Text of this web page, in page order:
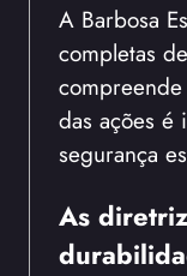
A Barbosa
completas
das ações é
segurança
As